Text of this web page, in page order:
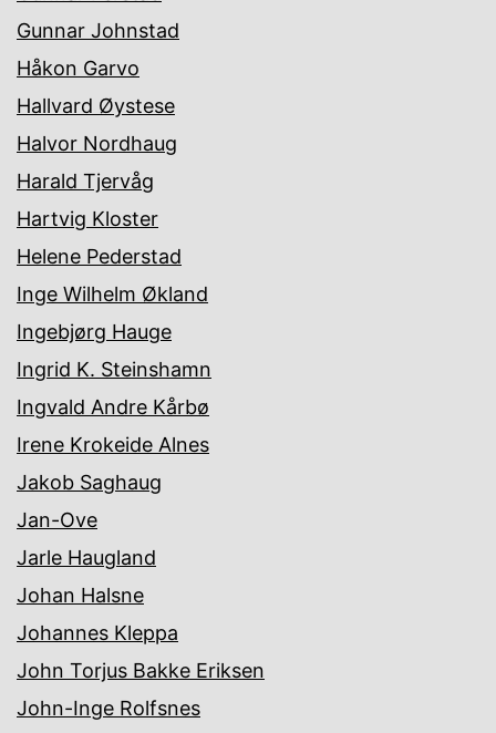
Gunnar Johnstad
Håkon Garvo
Hallvard Øystese
Halvor Nordhaug
Harald Tjervåg
Hartvig Kloster
Helene Pederstad
Inge Wilhelm Økland
Ingebjørg Hauge
Ingrid K. Steinshamn
Ingvald Andre Kårbø
Irene Krokeide Alnes
Jakob Saghaug
Jan-Ove
Jarle Haugland
Johan Halsne
Johannes Kleppa
John Torjus Bakke Eriksen
John-Inge Rolfsnes